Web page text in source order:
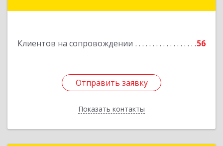
Клиентов на сопровождении 56
Отправить заявку
Показать контакты
Отправить заявку
Назад